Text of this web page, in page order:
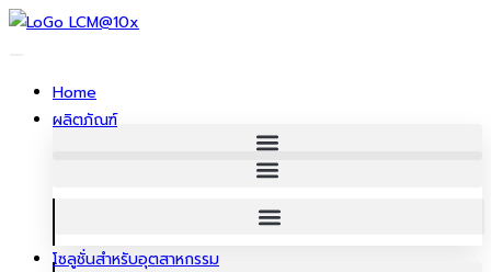
ข้าม
Home
ผลิตภัณฑ์
โซลูชั่นสําหรับอุตสาหกรรม